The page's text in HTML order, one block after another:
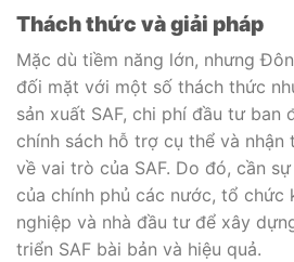
Thách thức và giải pháp
Mặc dù tiềm năng lớn, nhưng
đối mặt với một số thách thức
sản xuất SAF, chi phí đầu tư ban
chính sách hỗ trợ cụ thể và nhận
về vai trò của SAF. Do đó, cần
của chính phủ các nước, tổ chức
nghiệp và nhà đầu tư để xây
triển SAF bài bản và hiệu quả.